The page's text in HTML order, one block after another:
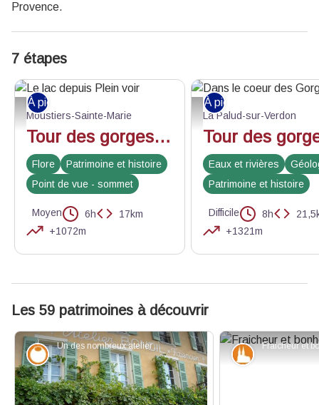
Provence.
7 étapes
Le lac depuis Plein voir - Rudolf Lo Schiavo PNR - Verdon
À pied
Moustiers-Sainte-Marie
Tour des gorges Etape 1
Flore
Patrimoine et histoire
Point de vue - sommet
Moyen 6h
17km
+1072m
Dans le coeur des Gorges -
À pied
La Palud-sur-Verdon
Eaux et rivières
Patrimoine et histoire
Difficile 8h
+1321m
Les 59 patrimoines à découvrir
Un des nombreux ateliers - Stefano Blanc - PNR Verdon
Savoir-faire Patrimoine